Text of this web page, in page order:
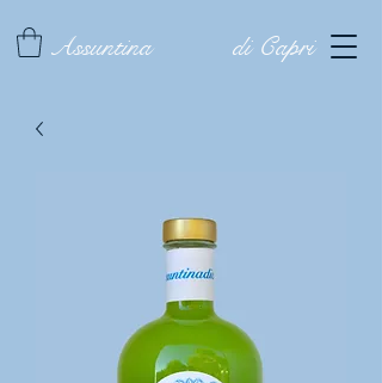
Assuntina di Capri